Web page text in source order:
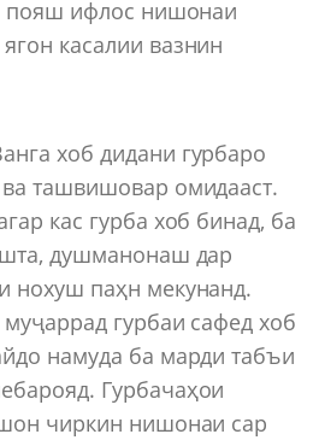
пояш ифлос нишонаи
касалии вазнин
хоб дидани гурбаро
ташвишовар омидааст.
кас гурба хоб бинад, ба
душманонаш дар
нохуш паҳн мекунанд.
гурбаи сафед хоб
намуда ба марди табъи
Гурбачаҳои
чиркин нишонаи сар